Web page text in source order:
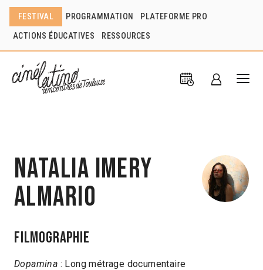
FESTIVAL PROGRAMMATION PLATEFORME PRO
ACTIONS ÉDUCATIVES RESSOURCES
Natalia Imery
Almario
Filmographie
Dopamina : Long métrage documentaire